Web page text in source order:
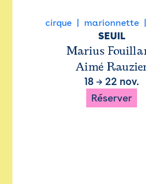
cirque marionnette
SEUIL
Marius
Aimé
18 → 22 nov.
Réserver